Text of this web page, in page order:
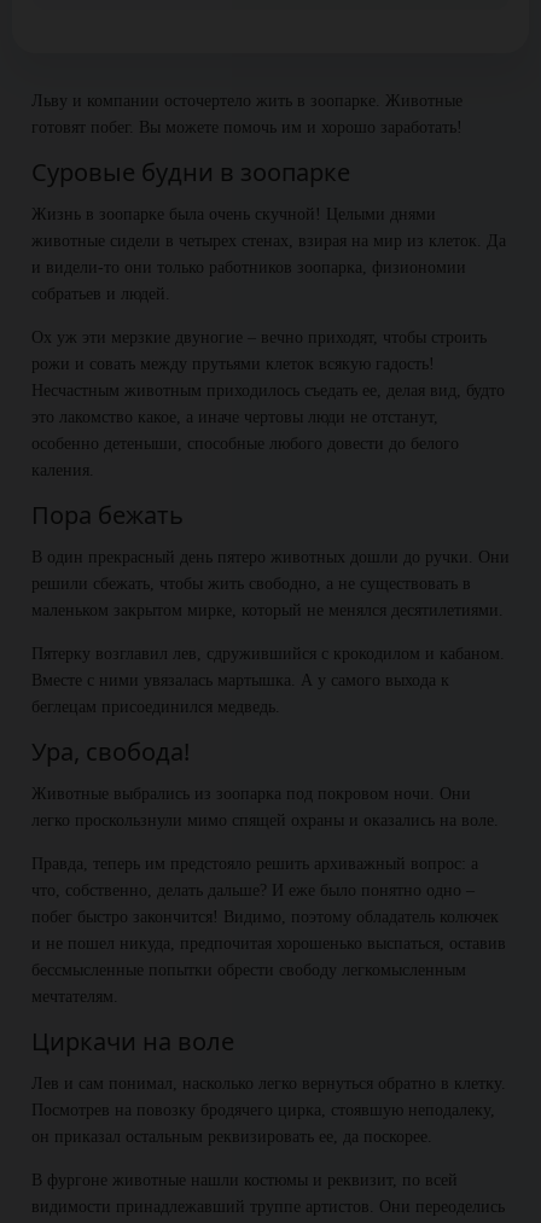
Льву и компании осточертело жить в зоопарке. Животные
готовят побег. Вы можете помочь им и хорошо заработать!
Суровые будни в зоопарке
Жизнь в зоопарке была очень скучной! Целыми днями
животные сидели в четырех стенах, взирая на мир из клеток. Да
и видели-то они только работников зоопарка, физиономии
собратьев и людей.
Ох уж эти мерзкие двуногие – вечно приходят, чтобы строить
рожи и совать между прутьями клеток всякую гадость!
Несчастным животным приходилось съедать ее, делая вид, будто
это лакомство какое, а иначе чертовы люди не отстанут,
особенно детеныши, способные любого довести до белого
каления.
Пора бежать
В один прекрасный день пятеро животных дошли до ручки. Они
решили сбежать, чтобы жить свободно, а не существовать в
маленьком закрытом мирке, который не менялся десятилетиями.
Пятерку возглавил лев, сдружившийся с крокодилом и кабаном.
Вместе с ними увязалась мартышка. А у самого выхода к
беглецам присоединился медведь.
Ура, свобода!
Животные выбрались из зоопарка под покровом ночи. Они
легко проскользнули мимо спящей охраны и оказались на воле.
Правда, теперь им предстояло решить архиважный вопрос: а
что, собственно, делать дальше? И еже было понятно одно –
побег быстро закончится! Видимо, поэтому обладатель колючек
и не пошел никуда, предпочитая хорошенько выспаться, оставив
бессмысленные попытки обрести свободу легкомысленным
мечтателям.
Циркачи на воле
Лев и сам понимал, насколько легко вернуться обратно в клетку.
Посмотрев на повозку бродячего цирка, стоявшую неподалеку,
он приказал остальным реквизировать ее, да поскорее.
В фургоне животные нашли костюмы и реквизит, по всей
видимости принадлежавший труппе артистов. Они переоделись